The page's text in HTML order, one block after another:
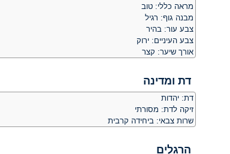
מראה כללי: טוב
מבנה גוף: רגיל
צבע עור: בהיר
צבע העיניים: ירוק
אורך שיער: קצר
דת ומדינה
דת: יהדות
זיקה לדת: מסורתי
שרות צבאי: ביחידה קרבית
הרגלים